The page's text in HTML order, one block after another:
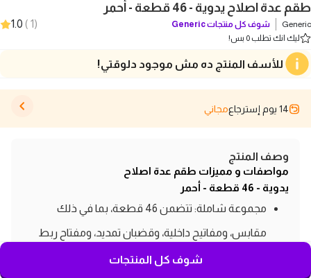
طقم عدة اصلاح يدوية - 46 قطعة - أحمر
Generic شوف كل منتجاتGeneric
(
1
)
1.0
ليك انك تطلب 0 بس!
للأسف المنتج ده مش موجود دلوقتي!
14 يوم إسترجاع مجاني
وصف المنتج
مواصفات و مميزات طقم عدة اصلاح
يدوية - 46 قطعة - أحمر
مجموعة شاملة: تتضمن 46 قطعة، بما في ذلك
مقابس، ومفاتيح داخلية، وقضبان تمديد، ومفتاح ربط
شوف كل المنتجات